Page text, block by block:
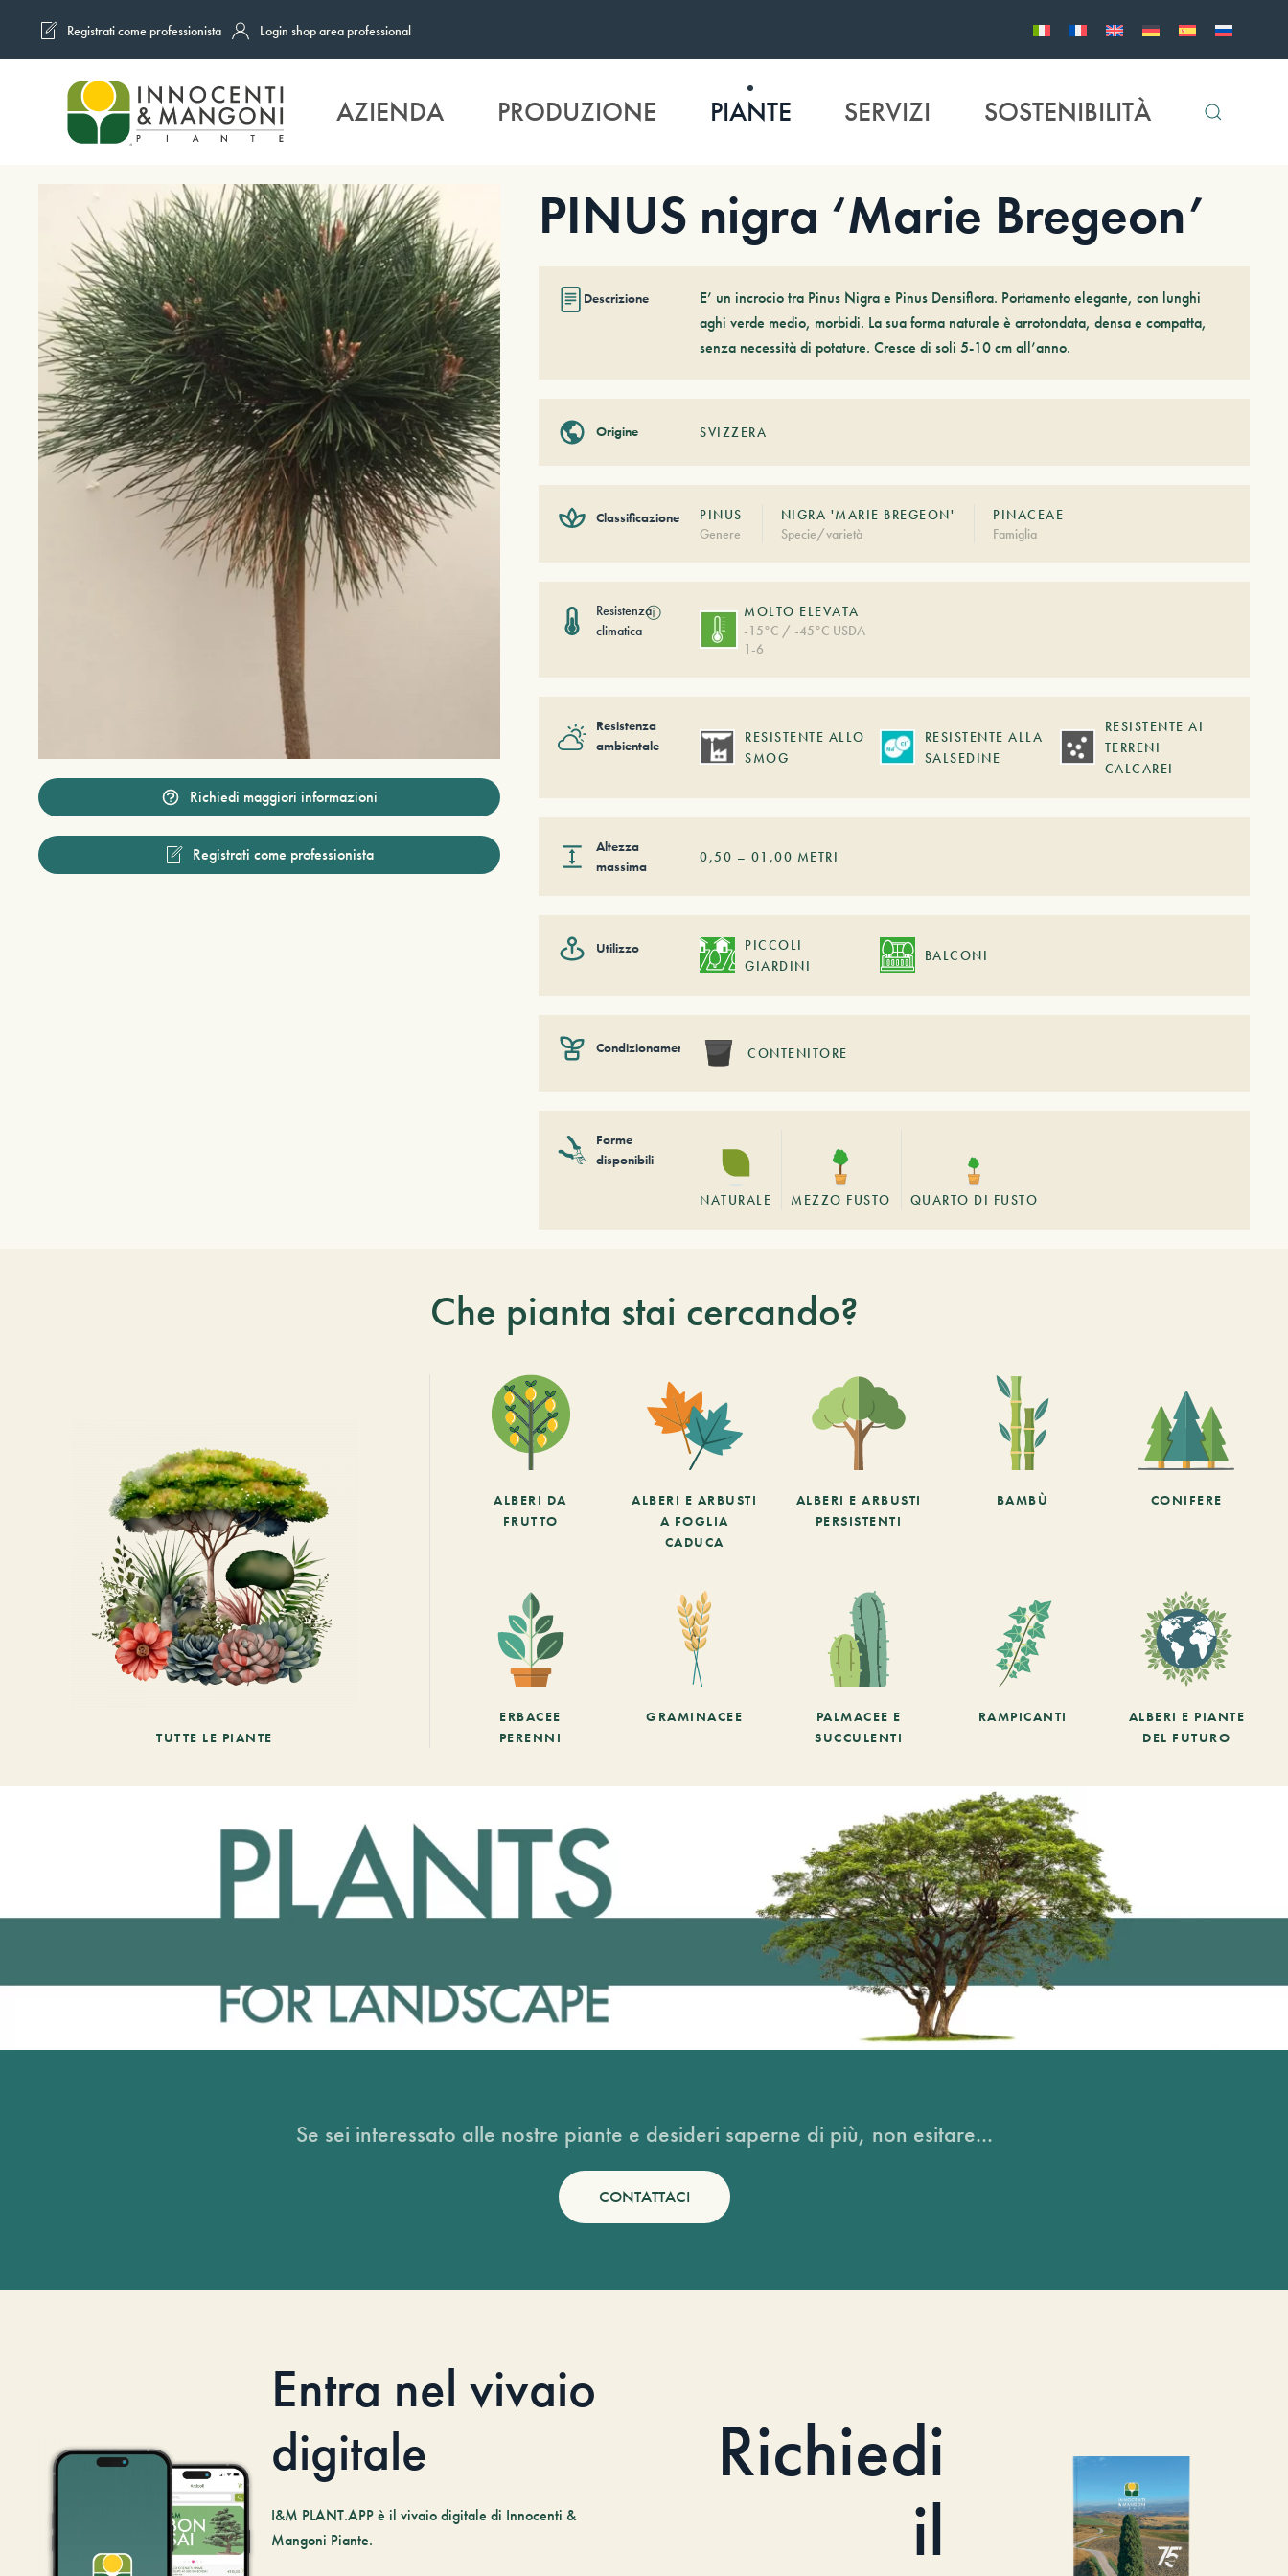
Skip to main content
Registrati come professionista Login shop area professional
AZIENDA PRODUZIONE PIANTE SERVIZI SOSTENIBILITÀ
Richiedi maggiori informazioni
Registrati come professionista
PINUS nigra ‘Marie Bregeon’
Descrizione
E’ un incrocio tra Pinus Nigra e Pinus Densiflora. Portamento elegante, con lunghi
aghi verde medio, morbidi. La sua forma naturale è arrotondata, densa e compatta,
senza necessità di potature. Cresce di soli 5-10 cm all’anno.
Origine SVIZZERA
Classificazione
PINUS
Genere
NIGRA 'MARIE BREGEON'
Specie/varietà
PINACEAE
Famiglia
Resistenza
climatica
ⓘ
MOLTO ELEVATA
-15°C / -45°C USDA
1-6
Resistenza
ambientale
RESISTENTE ALLO
SMOG
RESISTENTE ALLA
SALSEDINE
RESISTENTE AI
TERRENI
CALCAREI
Altezza
massima
0,50 – 01,00 METRI
Utilizzo
PICCOLI
GIARDINI
BALCONI
Condizionamento CONTENITORE
Forme
disponibili
NATURALE MEZZO FUSTO QUARTO DI FUSTO
Che pianta stai cercando?
TUTTE LE PIANTE
ALBERI DA
FRUTTO
ALBERI E ARBUSTI
A FOGLIA
CADUCA
ALBERI E ARBUSTI
PERSISTENTI
BAMBÙ CONIFERE
ERBACEE
PERENNI
GRAMINACEE
PALMACEE E
SUCCULENTI
RAMPICANTI
ALBERI E PIANTE
DEL FUTURO
Se sei interessato alle nostre piante e desideri saperne di più, non esitare...
CONTATTACI
Entra nel vivaio
digitale
I&M PLANT.APP è il vivaio digitale di Innocenti &
Mangoni Piante.
Richiedi
il